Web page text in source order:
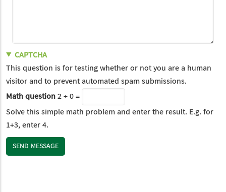
CAPTCHA
This question is for testing whether or not you are a human
visitor and to prevent automated spam submissions.
Math question2 + 0 =
Solve this simple math problem and enter the result. E.g. for
1+3, enter 4.